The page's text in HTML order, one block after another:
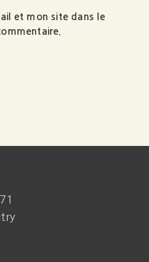
et mon site dans le